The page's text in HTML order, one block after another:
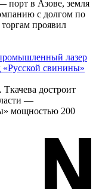
порт в Азове, земля
с долгом по
проявил
«Русской свинины»
достроит
—
мощностью 200